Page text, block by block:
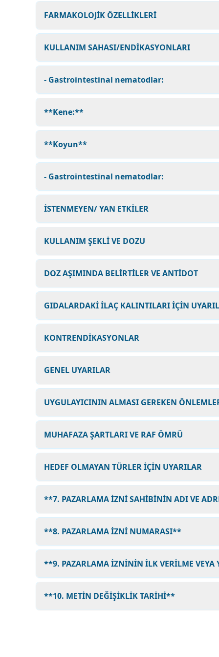
FARMAKOLOJİK ÖZELLİKLERİ
KULLANIM SAHASI/ENDİKASYONLARI
- Gastrointestinal nematodlar:
**Kene:**
**Koyun**
- Gastrointestinal nematodlar:
İSTENMEYEN/ YAN ETKİLER
KULLANIM ŞEKLİ VE DOZU
DOZ AŞIMINDA BELİRTİLER VE ANTİDOT
GIDALARDAKİ İLAÇ KALINTILARI İÇİN
KONTRENDİKASYONLAR
GENEL UYARILAR
UYGULAYICININ ALMASI GEREKEN
MUHAFAZA ŞARTLARI VE RAF ÖMRÜ
HEDEF OLMAYAN TÜRLER İÇİN UYARILAR
**7. PAZARLAMA İZNİ SAHİBİNİN ADI VE
**8. PAZARLAMA İZNİ NUMARASI**
**9. PAZARLAMA İZNİNİN İLK VERİLME VEYA
**10. METİN DEĞİŞİKLİK TARİHİ**